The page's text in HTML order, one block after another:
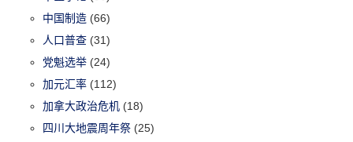
中国制造 (66)
人口普查 (31)
党魁选举 (24)
加元汇率 (112)
加拿大政治危机 (18)
四川大地震周年祭 (25)